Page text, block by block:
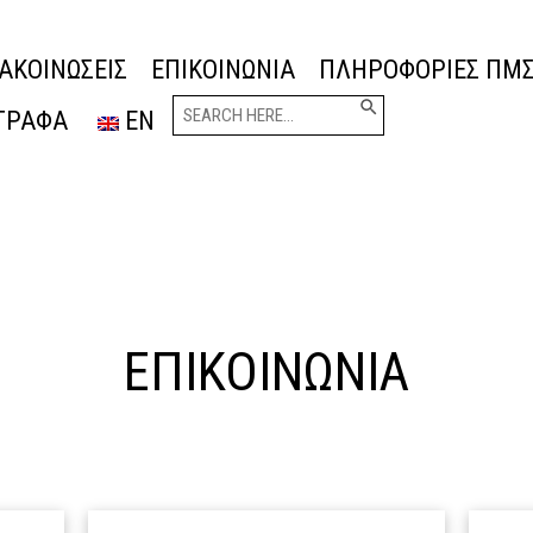
ΕΠΙΚΟΙΝΩΝΙΑ
ΠΛΗΡΟΦΟΡΙΕΣ ΠΜΣ
EN
Search
for:
Search Button
ΕΠΙΚΟΙΝΩΝΙΑ